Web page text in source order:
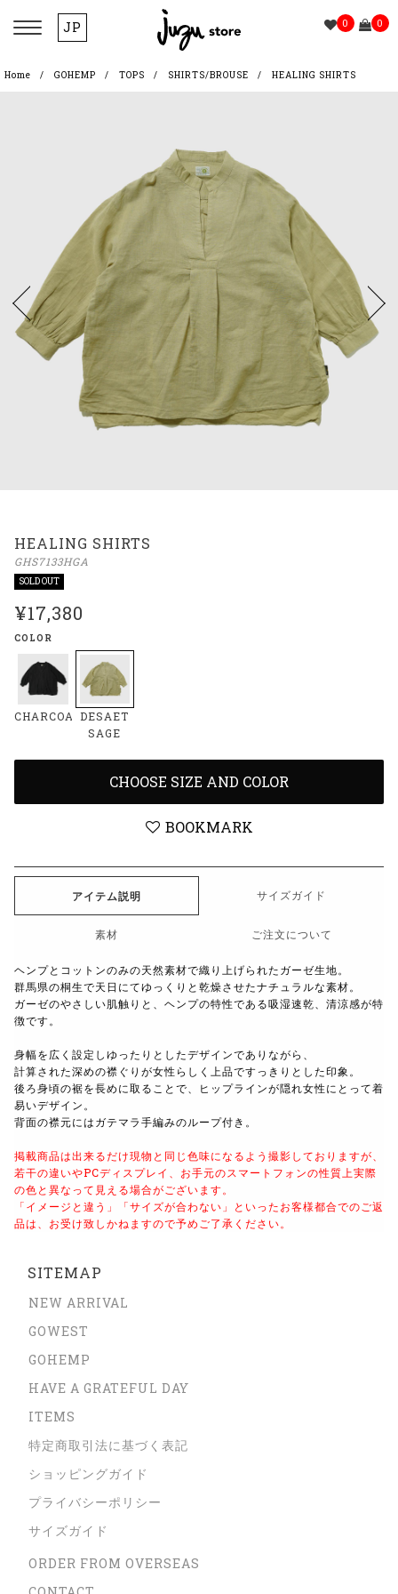
JP 0 0
Home GOHEMP TOPS SHIRTS/BROUSE HEALING SHIRTS
HEALING SHIRTS
GHS7133HGA
SOLD OUT
¥17,380
COLOR
CHARCOAL DESAET
SAGE
CHOOSE SIZE AND COLOR
BOOKMARK
アイテム説明 サイズガイド
素材 ご注文について
ヘンプとコットンのみの天然素材で織り上げられたガーゼ生地。
群馬県の桐生で天日にてゆっくりと乾燥させたナチュラルな素材。
ガーゼのやさしい肌触りと、ヘンプの特性である吸湿速乾、清涼感が特
徴です。
身幅を広く設定しゆったりとしたデザインでありながら、
計算された深めの襟ぐりが女性らしく上品ですっきりとした印象。
後ろ身頃の裾を長めに取ることで、ヒップラインが隠れ女性にとって着
易いデザイン。
背面の襟元にはガテマラ手編みのループ付き。
掲載商品は出来るだけ現物と同じ色味になるよう 撮影しておりますが、
若干の違いやPCディスプレイ、 お手元のスマートフォンの性質上実際
の色と異なって見える場合がございます。
「イメージと違う」「サイズが合わない」といったお客様都合でのご返
品は、 お受け致しかねますので予めご了承ください。
SITEMAP
NEW ARRIVAL
GOWEST
GOHEMP
HAVE A GRATEFUL DAY
ITEMS
特定商取引法に基づく表記
ショッピングガイド
プライバシーポリシー
サイズガイド
ORDER FROM OVERSEAS